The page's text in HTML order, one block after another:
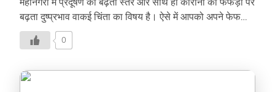
बढ़ता दुष्प्रभाव वाकई चिंता का विषय है। ऐसे में आपको अपने फेफड़ों
का खास ख्याल रखने की ज़रूरत है। कैसे रख सकते हैं आप अपने
फेफड़ों को स्वस्थ? जानने के लिए पढ़ें यह लेख-
0